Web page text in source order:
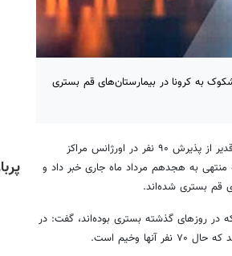
علوم پزشکی قم گفت: در حال حاضر ۳۶۶ نفر مشکوک به کرونا در بیمارستان‌های قم بستری
به نقل از دانشگاه علوم پزشکی قم، محمدرضا قدیر از پذیرش ۹۰ نفر در اورژانس مراکز
و مشکوک به کرونا در ۲۴ ساعت گذشته منتهی به هجدهم مرداد ماه جاری خبر داد و
اشاره به ترخیص ۳۵ نفر از بیمارانی که در روزهای گذشته بستری بوده‌اند، گفت: در